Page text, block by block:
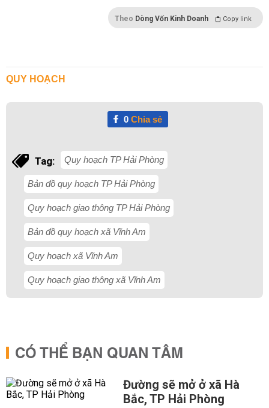
Theo Dòng Vốn Kinh Doanh Copy link
QUY HOẠCH
0Chia sẻ
Tag: Quy hoạch TP Hải Phòng
Bản đồ quy hoạch TP Hải Phòng
Quy hoạch giao thông TP Hải Phòng
Bản đồ quy hoạch xã Vĩnh Am
Quy hoạch xã Vĩnh Am
Quy hoạch giao thông xã Vĩnh Am
CÓ THỂ BẠN QUAN TÂM
Đường sẽ mở ở xã Hà
Bắc, TP Hải Phòng